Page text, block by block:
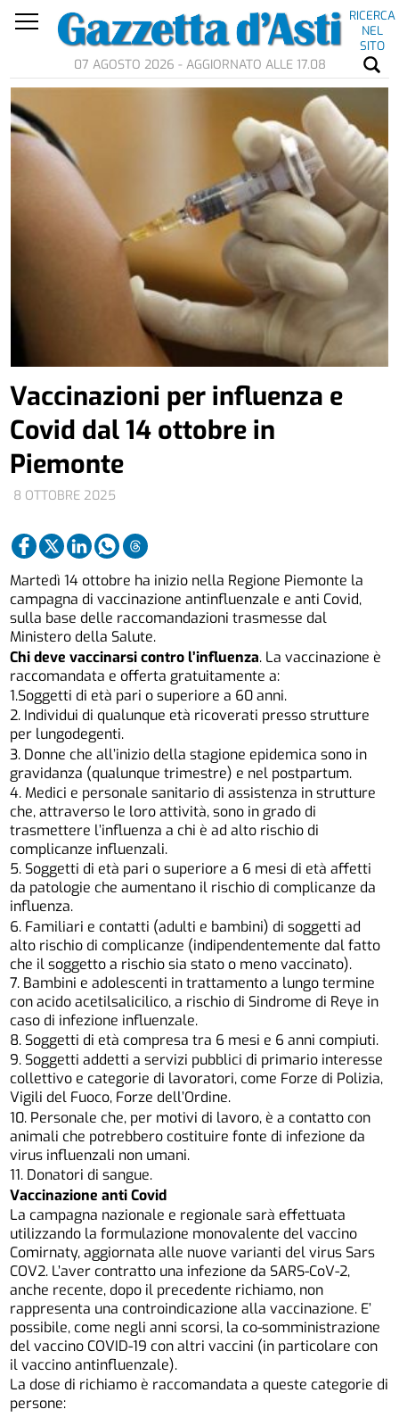
RICERCA
NEL
SITO
07 AGOSTO 2026 - AGGIORNATO ALLE 17.08
8 OTTOBRE 2025
Vaccinazioni per influenza e
Covid dal 14 ottobre in
Piemonte
Martedì 14 ottobre ha inizio nella Regione Piemonte la
campagna di vaccinazione antinfluenzale e anti Covid,
sulla base delle raccomandazioni trasmesse dal
Ministero della Salute.
Chi deve vaccinarsi contro l’influenza. La vaccinazione è
raccomandata e offerta gratuitamente a:
1.Soggetti di età pari o superiore a 60 anni.
2. Individui di qualunque età ricoverati presso strutture
per lungodegenti.
3. Donne che all’inizio della stagione epidemica sono in
gravidanza (qualunque trimestre) e nel postpartum.
4. Medici e personale sanitario di assistenza in strutture
che, attraverso le loro attività, sono in grado di
trasmettere l’influenza a chi è ad alto rischio di
complicanze influenzali.
5. Soggetti di età pari o superiore a 6 mesi di età affetti
da patologie che aumentano il rischio di complicanze da
influenza.
6. Familiari e contatti (adulti e bambini) di soggetti ad
alto rischio di complicanze (indipendentemente dal fatto
che il soggetto a rischio sia stato o meno vaccinato).
7. Bambini e adolescenti in trattamento a lungo termine
con acido acetilsalicilico, a rischio di Sindrome di Reye in
caso di infezione influenzale.
8. Soggetti di età compresa tra 6 mesi e 6 anni compiuti.
9. Soggetti addetti a servizi pubblici di primario interesse
collettivo e categorie di lavoratori, come Forze di Polizia,
Vigili del Fuoco, Forze dell’Ordine.
10. Personale che, per motivi di lavoro, è a contatto con
animali che potrebbero costituire fonte di infezione da
virus influenzali non umani.
11. Donatori di sangue.
Vaccinazione anti Covid
La campagna nazionale e regionale sarà effettuata
utilizzando la formulazione monovalente del vaccino
Comirnaty, aggiornata alle nuove varianti del virus Sars
COV2. L’aver contratto una infezione da SARS-CoV-2,
anche recente, dopo il precedente richiamo, non
rappresenta una controindicazione alla vaccinazione. E’
possibile, come negli anni scorsi, la co-somministrazione
del vaccino COVID-19 con altri vaccini (in particolare con
il vaccino antinfluenzale).
La dose di richiamo è raccomandata a queste categorie di
persone: